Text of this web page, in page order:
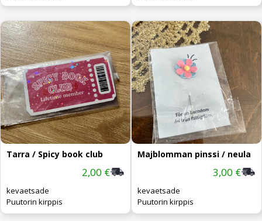
Tarra / Spicy book club
2,00 €
kevaetsade
Puutorin kirppis
Majblomman pinssi / neula
3,00 €
kevaetsade
Puutorin kirppis